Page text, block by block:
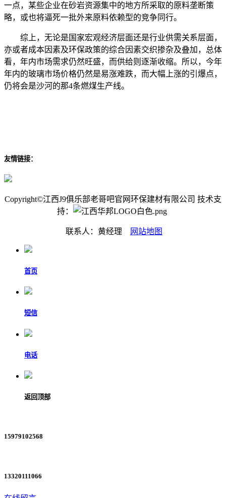
一点，某些企业在砂岩资源集中的地方所采取的原料垄断策
略，或也将逼死一批外来原料依赖型的竞争同行。
综上，无论是国家宏观经济层面还是行业供需关系层面，
亦或者成本因素及环保政策的综合因素交织掺杂及叠加，总体
看，年内市场需求仍然旺盛，而供给则逐渐收缩。所以，今年
年内的玻璃市场价格仍然是易涨难跌，而大幅上涨的引爆点，
仍将会是沙河的那4条燃煤生产线。
友情链接：
Copyright©江西J9俱乐部老哥吧官网环保建材有限公司 技术支
持：
联系人：黄经理 网站地图
首页
短信
电话
返回顶部
15979102568
13320111066